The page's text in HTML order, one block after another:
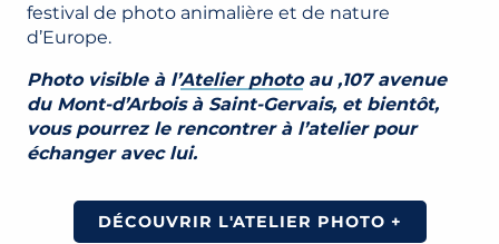
festival de photo animalière et de nature
d’Europe.
Photo visible à l’Atelier photoau ,107 avenue
du Mont-d’Arbois à Saint-Gervais, et bientôt,
vous pourrez le rencontrer à l’atelier pour
échanger avec lui.
DÉCOUVRIR L'ATELIER PHOTO +